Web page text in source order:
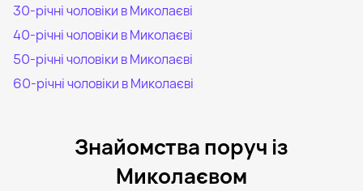
30-річні чоловіки в Миколаєві
40-річні чоловіки в Миколаєві
50-річні чоловіки в Миколаєві
60-річні чоловіки в Миколаєві
Знайомства поруч із
Миколаєвом